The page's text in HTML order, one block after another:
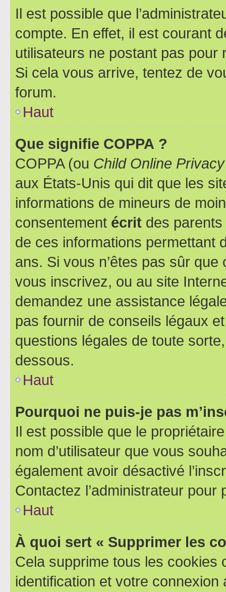
Il est possible que
compte. En effet, il est courant
utilisateurs ne postant pas pour
Si cela vous arrive, tentez de
forum.
Haut
Que signifie COPPA ?
COPPA (ou Child Online
aux États-Unis qui dit que les
informations de mineurs de
consentement écrit des parents
de ces informations permettant
ans. Si vous n’êtes pas sûr
vous inscrivez, ou au site
demandez une assistance
pas fournir de conseils légaux
questions légales de toute
dessous.
Haut
Pourquoi ne puis-je pas
Il est possible que le
nom d’utilisateur que vous
également avoir désactivé
Contactez l’administrateur
Haut
À quoi sert « Supprimer les
Cela supprime tous les cookies
identification et votre